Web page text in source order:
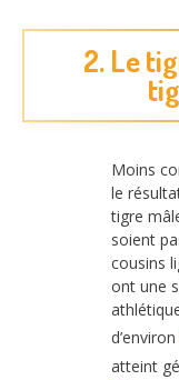
2. Le
Moins
le
tigre
soient
cousins
ont une
d’environ
atteint